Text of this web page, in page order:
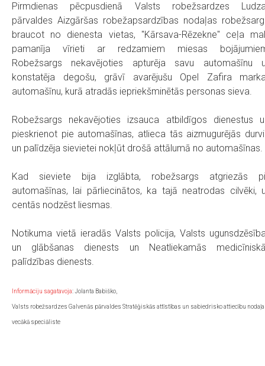
Pirmdienas pēcpusdienā Valsts robežsardzes
pārvaldes Aizgāršas robežapsardzības nodaļas
braucot no dienesta vietas, "Kārsava-Rēzekne" ceļa
pamanīja vīrieti ar redzamiem miesas
Robežsargs nekavējoties apturēja savu automašīnu
konstatēja degošu, grāvī avarējušu Opel Zafira
automašīnu, kurā atradās iepriekšminētās personas sieva.
Robežsargs nekavējoties izsauca atbildīgos dienestus
pieskrienot pie automašīnas, atlieca tās aizmugurējās
un palīdzēja sievietei nokļūt drošā attālumā no automašīnas.
Kad sieviete bija izglābta, robežsargs atgriezās
automašīnas, lai pārliecinātos, ka tajā neatrodas cilvēki,
centās nodzēst liesmas.
Notikuma vietā ieradās Valsts policija, Valsts
un glābšanas dienests un Neatliekamās
palīdzības dienests.
Informāciju sagatavoja: Jolanta Babiško,
Valsts robežsardzes Galvenās pārvaldes Stratēģiskās attīstības un sabiedrisko attiecību
vecākā speciāliste